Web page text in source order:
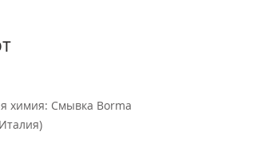
химия: Смывка Borma